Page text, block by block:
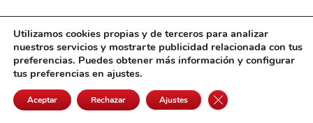
Utilizamos cookies propias y de terceros para analizar
nuestros servicios y mostrarte publicidad relacionada con tus
preferencias. Puedes obtener más información y configurar
tus preferencias en ajustes.
Aceptar Rechazar Ajustes Cerrar el banner de